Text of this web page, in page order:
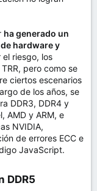
ha generado un
hardware y
el riesgo, los
pero como se
ciertos escenarios
de los años, se
DDR3, DDR4 y
AMD y ARM, e
NVIDIA,
de errores ECC e
JavaScript.
DDR5​